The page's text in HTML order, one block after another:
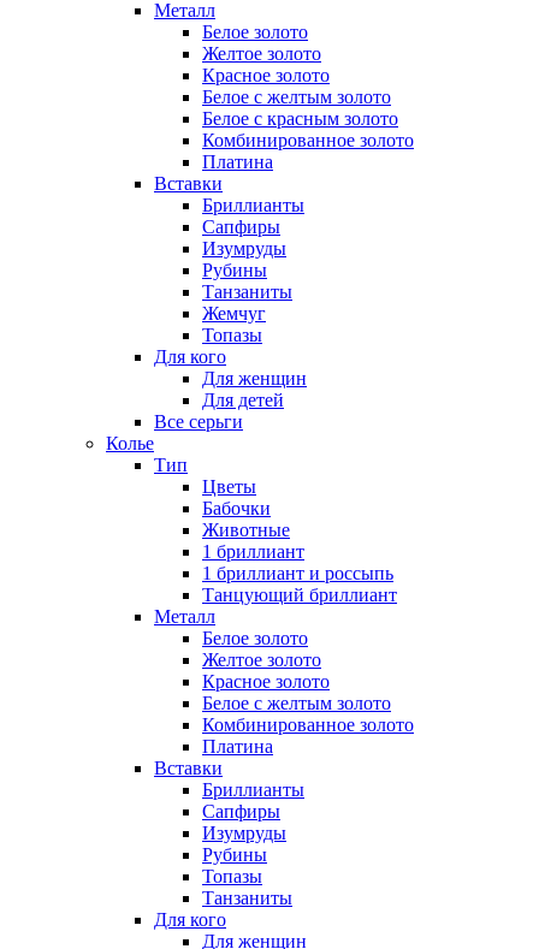
Металл
Белое золото
Желтое золото
Красное золото
Белое с желтым золото
Белое с красным золото
Комбинированное золото
Платина
Вставки
Бриллианты
Сапфиры
Изумруды
Рубины
Танзаниты
Жемчуг
Топазы
Для кого
Для женщин
Для детей
Все серьги
Колье
Тип
Цветы
Бабочки
Животные
1 бриллиант
1 бриллиант и россыпь
Танцующий бриллиант
Металл
Белое золото
Желтое золото
Красное золото
Белое с желтым золото
Комбинированное золото
Платина
Вставки
Бриллианты
Сапфиры
Изумруды
Рубины
Топазы
Танзаниты
Для кого
Для женщин